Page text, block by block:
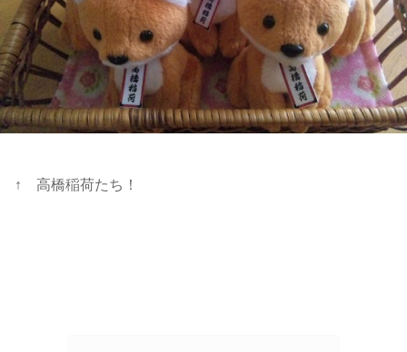
↑ 高橋稲荷たち！